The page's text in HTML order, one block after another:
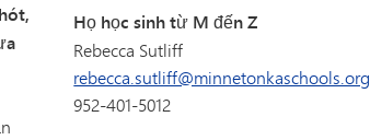
Họ học sinh từ M đến Z
Rebecca Sutliff
rebecca.sutliff@minnetonkaschools.org
952-401-5012